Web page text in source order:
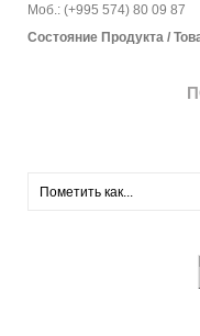
Моб.: (+995 574) 80 09 87
Состояние Продукта /